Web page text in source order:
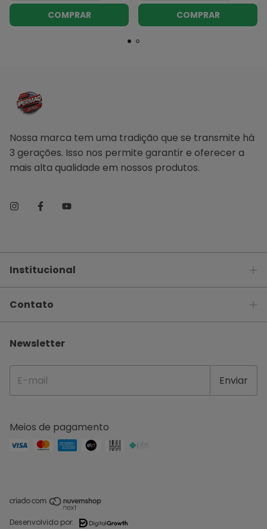
Nossa marca tem uma tradição que se transmite há
3 gerações. Isso nos permite garantir e oferecer a
mais alta qualidade em nossos produtos.
Institucional
Contato
Newsletter
Meios de pagamento
Desenvolvido por: